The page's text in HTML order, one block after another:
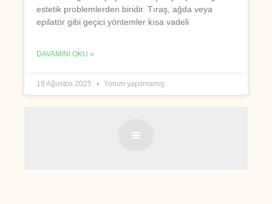
estetik problemlerden biridir. Tıraş, ağda veya
epilatör gibi geçici yöntemler kısa vadeli
DAVAMINI OKU »
19 Ağustos 2025 Yorum yapılmamış